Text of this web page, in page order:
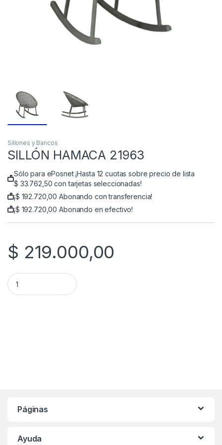
Sillones y Bancos
SILLÓN HAMACA 21963
Sólo para ePosnet ¡Hasta 12 cuotas sobre precio de lista
$ 33.762,50 con tarjetas seleccionadas!
¡$ 192.720,00 Abonando con transferencia!
¡$ 192.720,00 Abonando en efectivo!
$ 219.000,00
SILLÓN HAMACA 21963 quantity
Páginas
Ayuda